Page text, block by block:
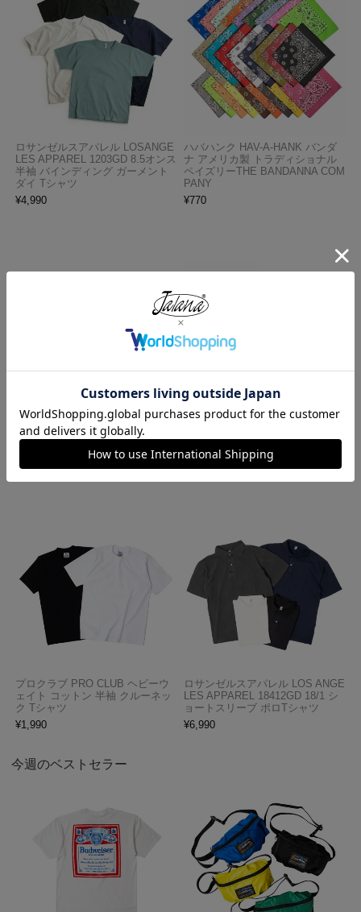
ロサンゼルスアパレル LOSANGE
LES APPAREL 1203GD 8.5オンス
半袖 バインディング ガーメント
ダイ Tシャツ
¥4,990
ハバハンク HAV-A-HANK バンダ
ナ アメリカ製 トラディショナル
ペイズリーTHE BANDANNA COM
PANY
¥770
レッドキャップ REDKAP #PT20
インダストリアル ワークパンツ
¥
LES APPAREL HF02 14オンス ヘ
ビーフリース スウェットショーツ
プロクラブ PRO CLUB ヘビーウ
ェイト コットン 半袖 クルーネッ
ク Tシャツ
¥1,990
ロサンゼルスアパレル LOS ANGE
LES APPAREL 18412GD 18/1 シ
ョートスリーブ ポロTシャツ
¥6,990
今週のベストセラー